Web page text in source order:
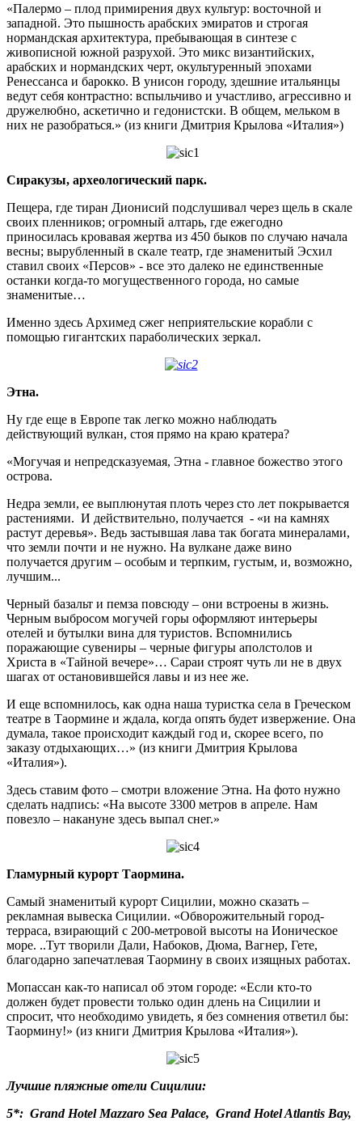
«Палермо – плод примирения двух культур: восточной и
западной. Это пышность арабских эмиратов и строгая
нормандская архитектура, пребывающая в синтезе с
живописной южной разрухой. Это микс византийских,
арабских и нормандских черт, окультуренный эпохами
Ренессанса и барокко. В унисон городу, здешние итальянцы
ведут себя контрастно: вспыльчиво и участливо, агрессивно и
дружелюбно, аскетично и гедонистски. В общем, мельком в
них не разобраться.» (из книги Дмитрия Крылова «Италия»)
Сиракузы, археологический парк.
Пещера, где тиран Дионисий подслушивал через щель в скале
своих пленников; огромный алтарь, где ежегодно
приносилась кровавая жертва из 450 быков по случаю начала
весны; вырубленный в скале театр, где знаменитый Эсхил
ставил своих «Персов» - все это далеко не единственные
останки когда-то могущественного города, но самые
знаменитые…
Именно здесь Архимед сжег неприятельские корабли с
помощью гигантских параболических зеркал.
Этна.
Ну где еще в Европе так легко можно наблюдать
действующий вулкан, стоя прямо на краю кратера?
«Могучая и непредсказуемая, Этна - главное божество этого
острова.
Недра земли, ее выплюнутая плоть через сто лет покрывается
растениями. И действительно, получается - «и на камнях
растут деревья». Ведь застывшая лава так богата минералами,
что земли почти и не нужно. На вулкане даже вино
получается другим – особым и терпким, густым, и, возможно,
лучшим...
Черный базальт и пемза повсюду – они встроены в жизнь.
Черным выбросом могучей горы оформляют интерьеры
отелей и бутылки вина для туристов. Вспомнились
поражающие сувениры – черные фигуры аполстолов и
Христа в «Тайной вечере»… Сараи строят чуть ли не в двух
шагах от остановившейся лавы и из нее же.
И еще вспомнилось, как одна наша туристка села в Греческом
театре в Таормине и ждала, когда опять будет извержение. Она
думала, такое происходит каждый год и, скорее всего, по
заказу отдыхающих…» (из книги Дмитрия Крылова
«Италия»).
Здесь ставим фото – смотри вложение Этна. На фото нужно
сделать надпись: «На высоте 3300 метров в апреле. Нам
повезло – накануне здесь выпал снег.»
Гламурный курорт Таормина.
Самый знаменитый курорт Сицилии, можно сказать –
рекламная вывеска Сицилии. «Обворожительный город-
терраса, взирающий с 200-метровой высоты на Ионическое
море. ..Тут творили Дали, Набоков, Дюма, Вагнер, Гете,
благодарно запечатлевая Таормину в своих изящных работах.
Мопассан как-то написал об этом городе: «Если кто-то
должен будет провести только один длень на Сицилии и
спросит, что необходимо увидеть, я без сомнения ответил бы:
Таормину!» (из книги Дмитрия Крылова «Италия»).
Лучшие пляжные отели Сицилии:
5*: Grand Hotel Mazzaro Sea Palace, Grand Hotel Atlantis Bay,